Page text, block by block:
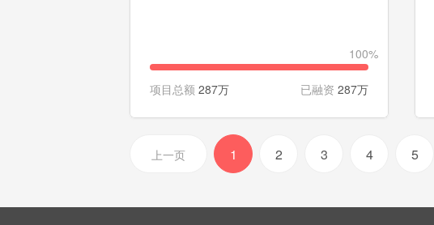
100%
项目总额 287万 已融资 287万
上一页 1 2 3 4 5